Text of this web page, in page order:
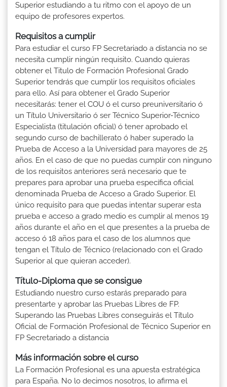
Superior estudiando a tu ritmo con el apoyo de un
equipo de profesores expertos.
Requisitos a cumplir
Para estudiar el curso FP Secretariado a distancia no se
necesita cumplir ningún requisito. Cuando quieras
obtener el Titulo de Formación Profesional Grado
Superior tendrás que cumplir los requisitos oficiales
para ello. Así para obtener el Grado Superior
necesitarás: tener el COU ó el curso preuniversitario ó
un Título Universitario ó ser Técnico Superior-Técnico
Especialista (titulación oficial) ó tener aprobado el
segundo curso de bachillerato ó haber superado la
Prueba de Acceso a la Universidad para mayores de 25
años. En el caso de que no puedas cumplir con ninguno
de los requisitos anteriores será necesario que te
prepares para aprobar una prueba específica oficial
denominada Prueba de Acceso a Grado Superior. El
único requisito para que puedas intentar superar esta
prueba e acceso a grado medio es cumplir al menos 19
años durante el año en el que presentes a la prueba de
acceso ó 18 años para el caso de los alumnos que
tengan el Título de Técnico (relacionado con el Grado
Superior al que quieran acceder).
Título-Diploma que se consigue
Estudiando nuestro curso estarás preparado para
presentarte y aprobar las Pruebas Libres de FP.
Superando las Pruebas Libres conseguirás el Título
Oficial de Formación Profesional de Técnico Superior en
FP Secretariado a distancia
Más información sobre el curso
La Formación Profesional es una apuesta estratégica
para España. No lo decimos nosotros, lo afirma el